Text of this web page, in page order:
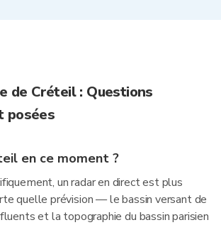
de Créteil : Questions
posées
en ce moment ?
un radar en direct est plus
quelle prévision — le bassin versant de
et la topographie du bassin parisien